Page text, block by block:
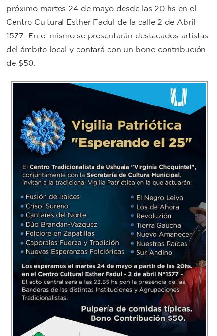
Municipal
Mi
estudiantil
Recorrido
colectivos
Recarga
SUBE
próximo martes 24 de mayo desde las 20 hs en el
Centro Cultural Esther Fadul de la calle 2 de Abril
1577. En el mismo se presentarán destacados artistas
del ámbito local y contará con un bono contribución
de $50.